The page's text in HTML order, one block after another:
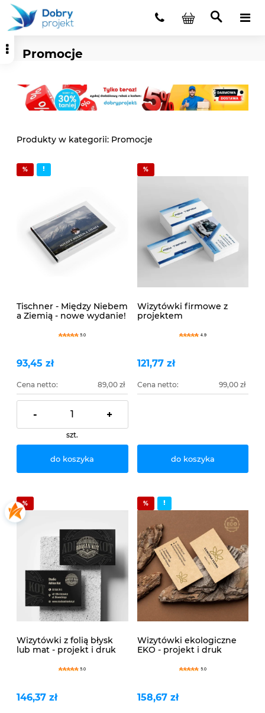
Promocje
Promocje
Tischner - Między Niebem
a Ziemią - nowe wydanie!
5.0
93,45 zł
Cena netto: 89,00 zł
- +
szt.
do koszyka
Wizytówki firmowe z
projektem
4.9
121,77 zł
Cena netto: 99,00 zł
do koszyka
Wizytówki z folią błysk
lub mat - projekt i druk
5.0
146,37 zł
Wizytówki ekologiczne
EKO - projekt i druk
5.0
158,67 zł